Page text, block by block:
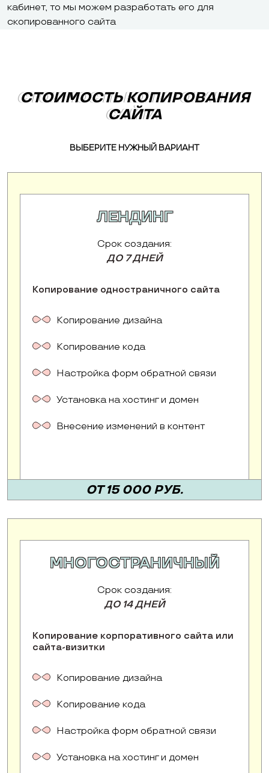
кабинет, то мы можем разработать его для
скопированного сайта
СТОИМОСТЬ КОПИРОВАНИЯ
САЙТА
СТОИМОСТЬ КОПИРОВАНИЯ
САЙТА
ВЫБЕРИТЕ НУЖНЫЙ ВАРИАНТ
ЛЕНДИНГ
Срок создания:
ДО 7 ДНЕЙ
Копирование одностраничного сайта
Копирование дизайна
Копирование кода
Настройка форм обратной связи
Установка на хостинг и домен
Внесение изменений в контент
ОТ 15 000 РУБ.
МНОГОСТРАНИЧНЫЙ
Срок создания:
ДО 14 ДНЕЙ
Копирование корпоративного сайта или
сайта-визитки
Копирование дизайна
Копирование кода
Настройка форм обратной связи
Установка на хостинг и домен